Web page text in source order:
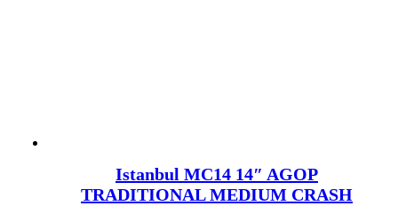
Istanbul MC14 14″ AGOP
TRADITIONAL MEDIUM CRASH